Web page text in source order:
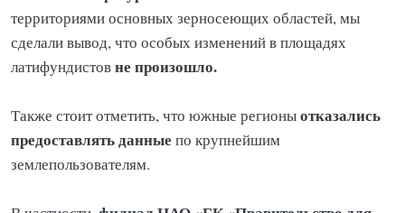
территориями основных зерносеющих областей, мы
сделали вывод, что особых изменений в площадях
латифундистовне произошло.
Также стоит отметить, что южные регионыотказались
предоставлять данные по крупнейшим
землепользователям.